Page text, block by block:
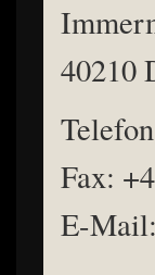
40210
Fax:
E-Mail: